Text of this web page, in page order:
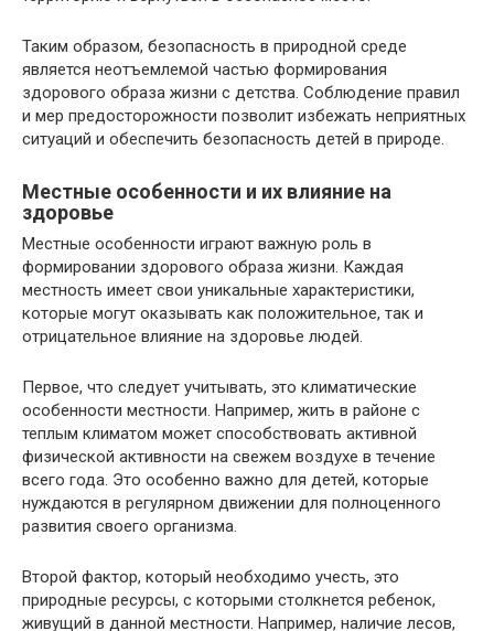
Таким образом, безопасность в природной среде
является неотъемлемой частью формирования
здорового образа жизни с детства. Соблюдение правил
и мер предосторожности позволит избежать неприятных
ситуаций и обеспечить безопасность детей в природе.
Местные особенности и их влияние на
здоровье
Местные особенности играют важную роль в
формировании здорового образа жизни. Каждая
местность имеет свои уникальные характеристики,
которые могут оказывать как положительное, так и
отрицательное влияние на здоровье людей.
Первое, что следует учитывать, это климатические
особенности местности. Например, жить в районе с
теплым климатом может способствовать активной
физической активности на свежем воздухе в течение
всего года. Это особенно важно для детей, которые
нуждаются в регулярном движении для полноценного
развития своего организма.
Второй фактор, который необходимо учесть, это
природные ресурсы, с которыми столкнется ребенок,
живущий в данной местности. Например, наличие лесов,